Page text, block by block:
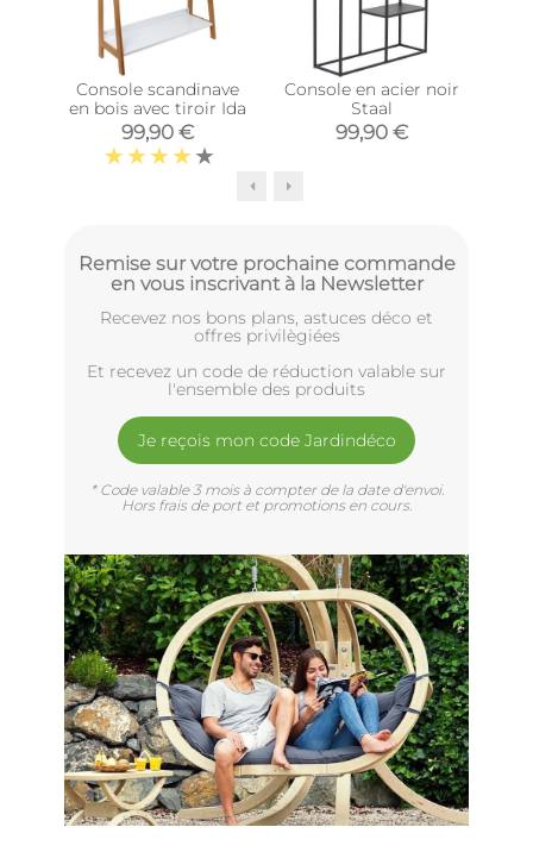
Console scandinave
en bois avec tiroir Ida
99,90 €
Console en acier noir
Staal
99,90 €
Remise sur votre prochaine commande
en vous inscrivant à la Newsletter
Recevez nos bons plans, astuces déco et
offres privilègiées
Et recevez un code de réduction valable sur
l'ensemble des produits
Je reçois mon code Jardindéco
* Code valable 3 mois à compter de la date d'envoi.
Hors frais de port et promotions en cours.